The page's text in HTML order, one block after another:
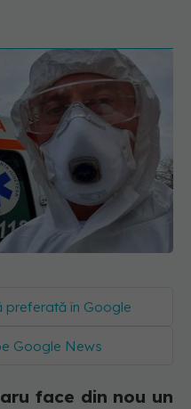
preferată în Google
Google News
face din nou un